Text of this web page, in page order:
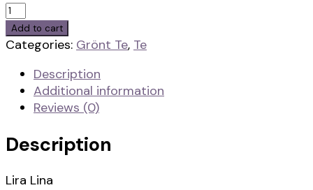
Lira
Lina
quantity
Add to cart
Categories: Grönt Te, Te
Description
Additional information
Reviews (0)
Description
Lira Lina